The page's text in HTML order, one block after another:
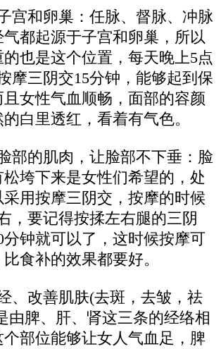
和卵巢：任脉、督脉、冲脉
都起源于子宫和卵巢，所以
也是这个位置，每天晚上5点
摩三阴交15分钟，能够起到保
女性气血顺畅，面部的容颜
白里透红，看着有气色。
的肌肉，让脸部不下垂：脸
垮下来是女性们希望的，处
用按摩三阴交，按摩的时候
，要记得按揉左右腿的三阴
分钟就可以了，这时候按摩可
食补的效果都要好。
改善肌肤(去斑，去皱，祛
由脾、肝、肾这三条的经络相
部位能够让女人气血足，脾